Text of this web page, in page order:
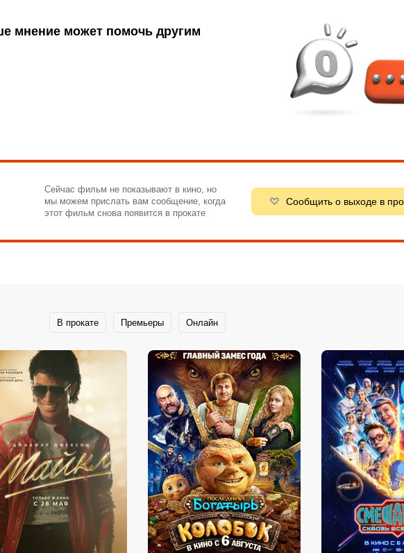
мнение может помочь другим
Сейчас фильм не показывают в кино, но
мы можем прислать вам сообщение, когда
этот фильм снова появится в прокате
Сообщить о выходе в
В прокате Премьеры Онлайн